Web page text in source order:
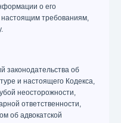
о его
настоящим требованиям,
законодательства об
и настоящего Кодекса,
неосторожности,
ответственности,
об адвокатской